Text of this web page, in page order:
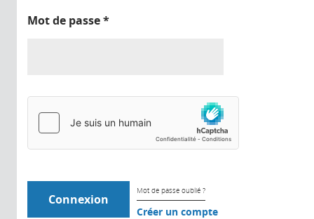
Mot de passe*
Mot de passe oublié ?
Créer un compte